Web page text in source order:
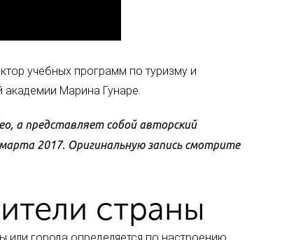
учебных программ по туризму и
академии Марина Гунаре.
а представляет собой авторский
2017. Оригинальную запись смотрите
страны